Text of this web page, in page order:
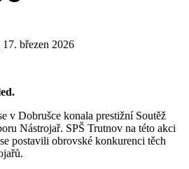
17. březen 2026
v Dobrušce konala prestižní Soutěž
Nástrojař. SPŠ Trutnov na této akci
postavili obrovské konkurenci těch